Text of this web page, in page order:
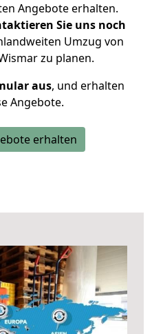
Angebote erhalten.
Sie uns noch
Umzug von
zu planen.
aus, und erhalten
Angebote.
erhalten